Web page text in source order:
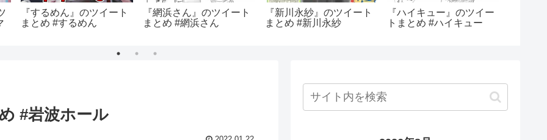
『するめん』のツイート
まとめ #するめん
『網浜さん』のツイート
まとめ #網浜さん
『新川永紗』のツイート
まとめ #新川永紗
『ハイキュー』のツイー
トまとめ #ハイキュー
#岩波ホール